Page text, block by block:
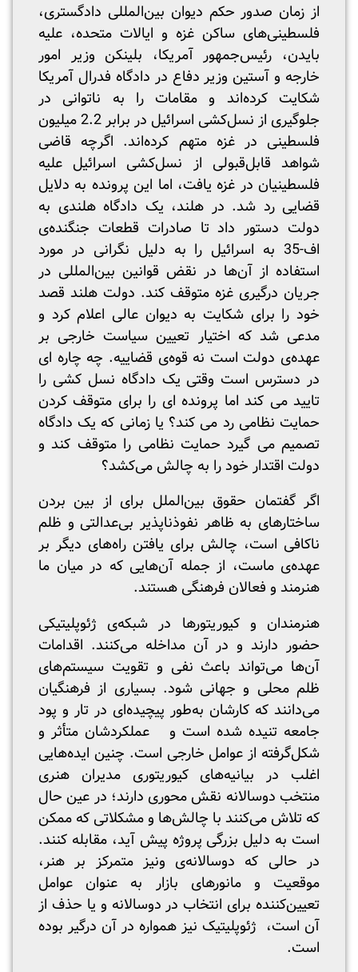
از زمان صدور حکم دیوان بین‌المللی دادگستری،
فلسطینی‌های ساکن غزه و ایالات متحده، علیه
بایدن، رئیس‌جمهور آمریکا، بلینکن وزیر امور
خارجه و آستین وزیر دفاع در دادگاه فدرال آمریکا
شکایت کرده‌اند و مقامات را به ناتوانی در
جلوگیری از نسل‌کشی اسرائیل در برابر 2.2 میلیون
فلسطینی در غزه متهم کرده‌اند. اگرچه قاضی
شواهد قابل‌قبولی از نسل‌کشی اسرائیل علیه
فلسطینیان در غزه یافت، اما این پرونده به دلایل
قضایی رد شد. در هلند، یک دادگاه هلندی به
دولت دستور داد تا صادرات قطعات جنگنده‌ی
اف-35 به اسرائیل را به دلیل نگرانی در مورد
استفاده از آن‌ها در نقض قوانین بین‌المللی در
جریان درگیری غزه متوقف کند. دولت هلند قصد
خود را برای شکایت به دیوان عالی اعلام کرد و
مدعی شد که اختیار تعیین سیاست خارجی بر
عهده‌ی دولت است نه قوه‌ی قضاییه. چه چاره ای
در دسترس است وقتی یک دادگاه نسل کشی را
تایید می کند اما پرونده ای را برای متوقف کردن
حمایت نظامی رد می کند؟ یا زمانی که یک دادگاه
تصمیم می گیرد حمایت نظامی را متوقف کند و
دولت اقتدار خود را به چالش می‌کشد؟
اگر گفتمان حقوق بین‌الملل برای از بین بردن
ساختارهای به ظاهر نفوذ‌ناپذیر بی‌عدالتی و ظلم
ناکافی است، چالش برای یافتن راه‌های دیگر بر
عهده‌ی ماست، از جمله آن‌هایی که در میان ما
هنرمند و فعالان فرهنگی هستند.
هنرمندان و کیوریتورها در شبکه‌ی ژئوپلیتیکی
حضور دارند و در آن مداخله می‌کنند. اقدامات
آن‌ها می‌تواند باعث نفی و تقویت سیستم‌های
ظلم محلی و جهانی شود. بسیاری از فرهنگیان
می‌دانند که کارشان به‌طور پیچیده‌ای در تار و پود
جامعه تنیده شده ‌است و عملکردشان متأثر و
شکل‌گرفته از عوامل خارجی است. چنین ایده‌هایی
اغلب در بیانیه‌های کیوریتوری مدیران هنری
منتخب دوسالانه نقش محوری دارند؛ در عین حال
که تلاش می‌کنند با چالش‌ها و مشکلاتی که ممکن
است به دلیل بزرگی پروژه پیش آید، مقابله کنند.
در حالی که دوسالانه‌ی ونیز متمرکز بر هنر،
موقعیت و مانورهای بازار به عنوان عوامل
تعیین‌کننده برای انتخاب در دوسالانه و یا حذف از
آن است، ژئوپلیتیک نیز همواره در آن درگیر بوده
است.